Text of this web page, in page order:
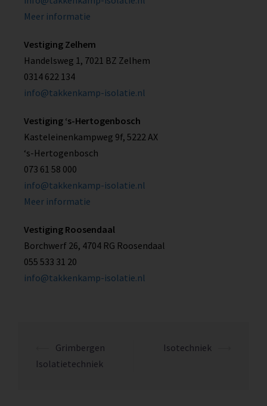
Meer informatie
Vestiging Zelhem
Handelsweg 1, 7021 BZ Zelhem
0314 622 134
info@takkenkamp-isolatie.nl
Vestiging ‘s-Hertogenbosch
Kasteleinenkampweg 9f, 5222 AX
‘s-Hertogenbosch
073 61 58 000
info@takkenkamp-isolatie.nl
Meer informatie
Vestiging Roosendaal
Borchwerf 26, 4704 RG Roosendaal
055 533 31 20
info@takkenkamp-isolatie.nl
Grimbergen
Isolatietechniek
Isotechniek